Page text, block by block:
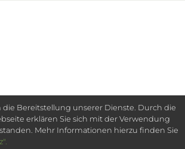
die Bereitstellung unserer Dienste. Durch die
erklären Sie sich mit der Verwendung
Mehr Informationen hierzu finden Sie